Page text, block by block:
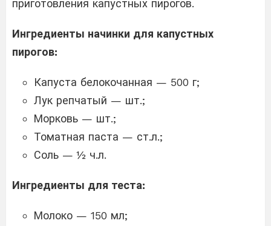
приготовления капустных пирогов.
Ингредиенты начинки для капустных
пирогов:
Капуста белокочанная — 500 г;
Лук репчатый — шт.;
Морковь — шт.;
Томатная паста — ст.л.;
Соль — ½ ч.л.
Ингредиенты для теста:
Молоко — 150 мл;